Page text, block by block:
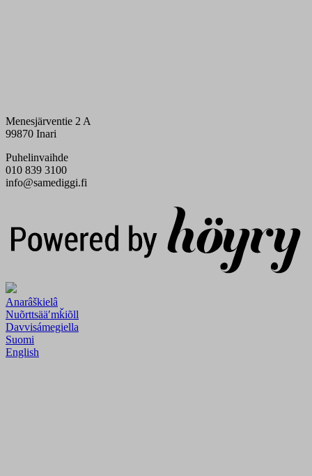
Menesjärventie 2 A
99870 Inari
Puhelinvaihde
010 839 3100
info@samediggi.fi
Anarâškielâ
Nuõrttsääʹmǩiõll
Davvisámegiella
Suomi
English